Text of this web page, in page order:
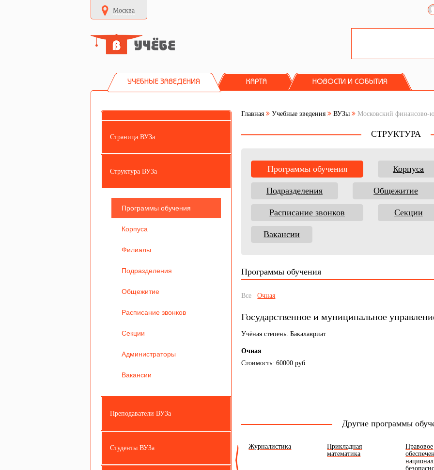
Москва
УЧЕБНЫЕ ЗАВЕДЕНИЯ КАРТА НОВОСТИ И СОБЫТИЯ
Страница ВУЗа
Структура ВУЗа
Программы обучения
Корпуса
Филиалы
Подразделения
Общежитие
Расписание звонков
Секции
Администраторы
Вакансии
Преподаватели ВУЗа
Студенты ВУЗа
Главная Учебные зведения ВУЗы Московский
СТРУКТУРА
Программы обучения Корпуса
Подразделения Общежитие
Расписание звонков Секции
Вакансии
Программы обучения
Все Очная
Государственное и муниципальное
Учёная степень: Бакалавриат
Очная
Стоимость: 60000 руб.
Другие программы
Информационные
системы и
Журналистика
Прикладная
математика
Правовое